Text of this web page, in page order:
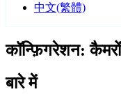
中文(繁體)
कॉन्फ़िगरेशन:
बारे में